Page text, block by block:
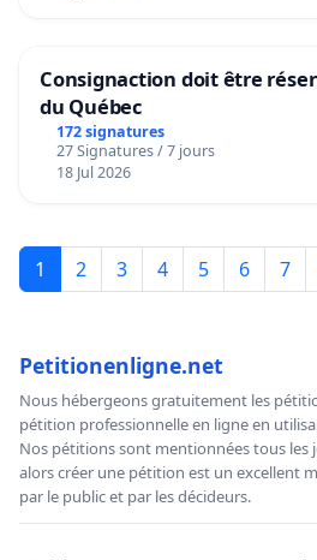
Consignaction doit être
du Québec
172 signatures
27 Signatures / 7 jours
18 Jul 2026
1 2 3 4 5 6 7
Petitionenligne.net
Nous hébergeons gratuitement les
pétition professionnelle en ligne en
Nos pétitions sont mentionnées tous les
alors créer une pétition est un excellent
par le public et par les décideurs.